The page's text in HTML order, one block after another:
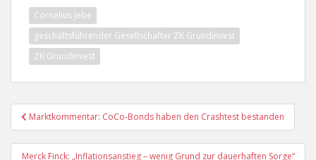
Cornelius Jebe
geschäftsführender Gesellschafter ZK Grundinvest
ZK Grundinvest
Beitragsnavigation
Marktkommentar: CoCo-Bonds haben den Crashtest bestanden
Merck Finck: „Inflationsanstieg – wenig Grund zur dauerhaften Sorge“